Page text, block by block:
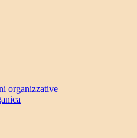
organizzative